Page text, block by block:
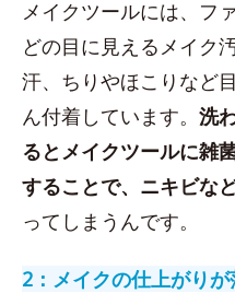
メイクツールには、フ
どの目に見えるメイク
汗、ちりやほこりなど
ん付着しています。 洗
るとメイクツールに雑
することで、ニキビな
ってしまうんです。
2：メイクの仕上がりが